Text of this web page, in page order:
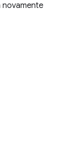
novamente